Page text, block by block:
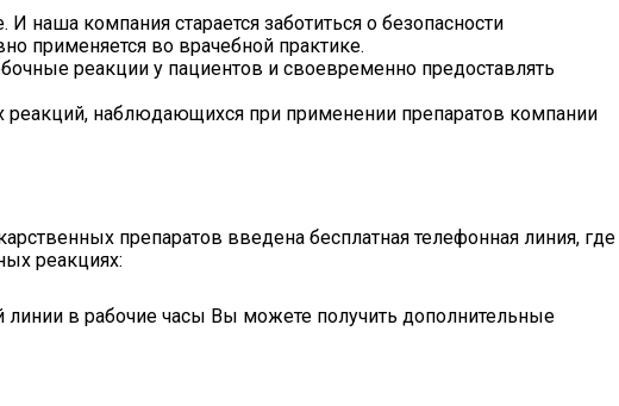
наша компания старается заботиться о безопасности
применяется во врачебной практике.
реакции у пациентов и своевременно предоставлять
наблюдающихся при применении препаратов компании
препаратов введена бесплатная телефонная линия, где
реакциях:
линии в рабочие часы Вы можете получить дополнительные